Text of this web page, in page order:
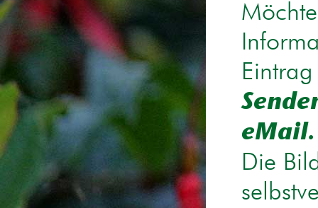
eMail.
Die